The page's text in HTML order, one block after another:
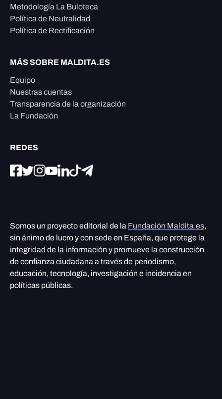
Metodología La Buloteca
Política de Neutralidad
Política de Rectificación
MÁS SOBRE MALDITA.ES
Equipo
Nuestras cuentas
Transparencia de la organización
La Fundación
REDES
Somos un proyecto editorial de la Fundación Maldita.es,
sin ánimo de lucro y con sede en España, que protege la
integridad de la información y promueve la construcción
de confianza ciudadana a través de periodismo,
educación, tecnología, investigación e incidencia en
políticas públicas.